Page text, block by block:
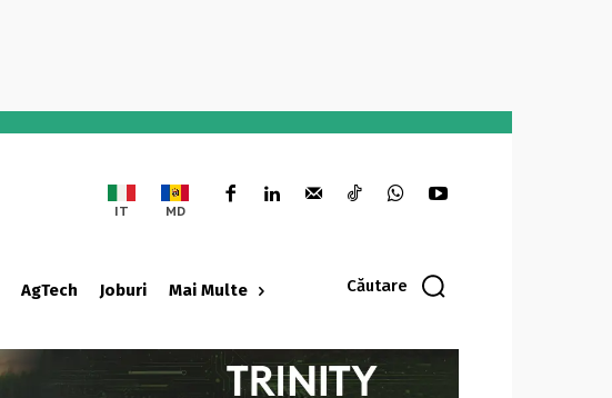
IT MD
AgTech Joburi Mai Multe Căutare